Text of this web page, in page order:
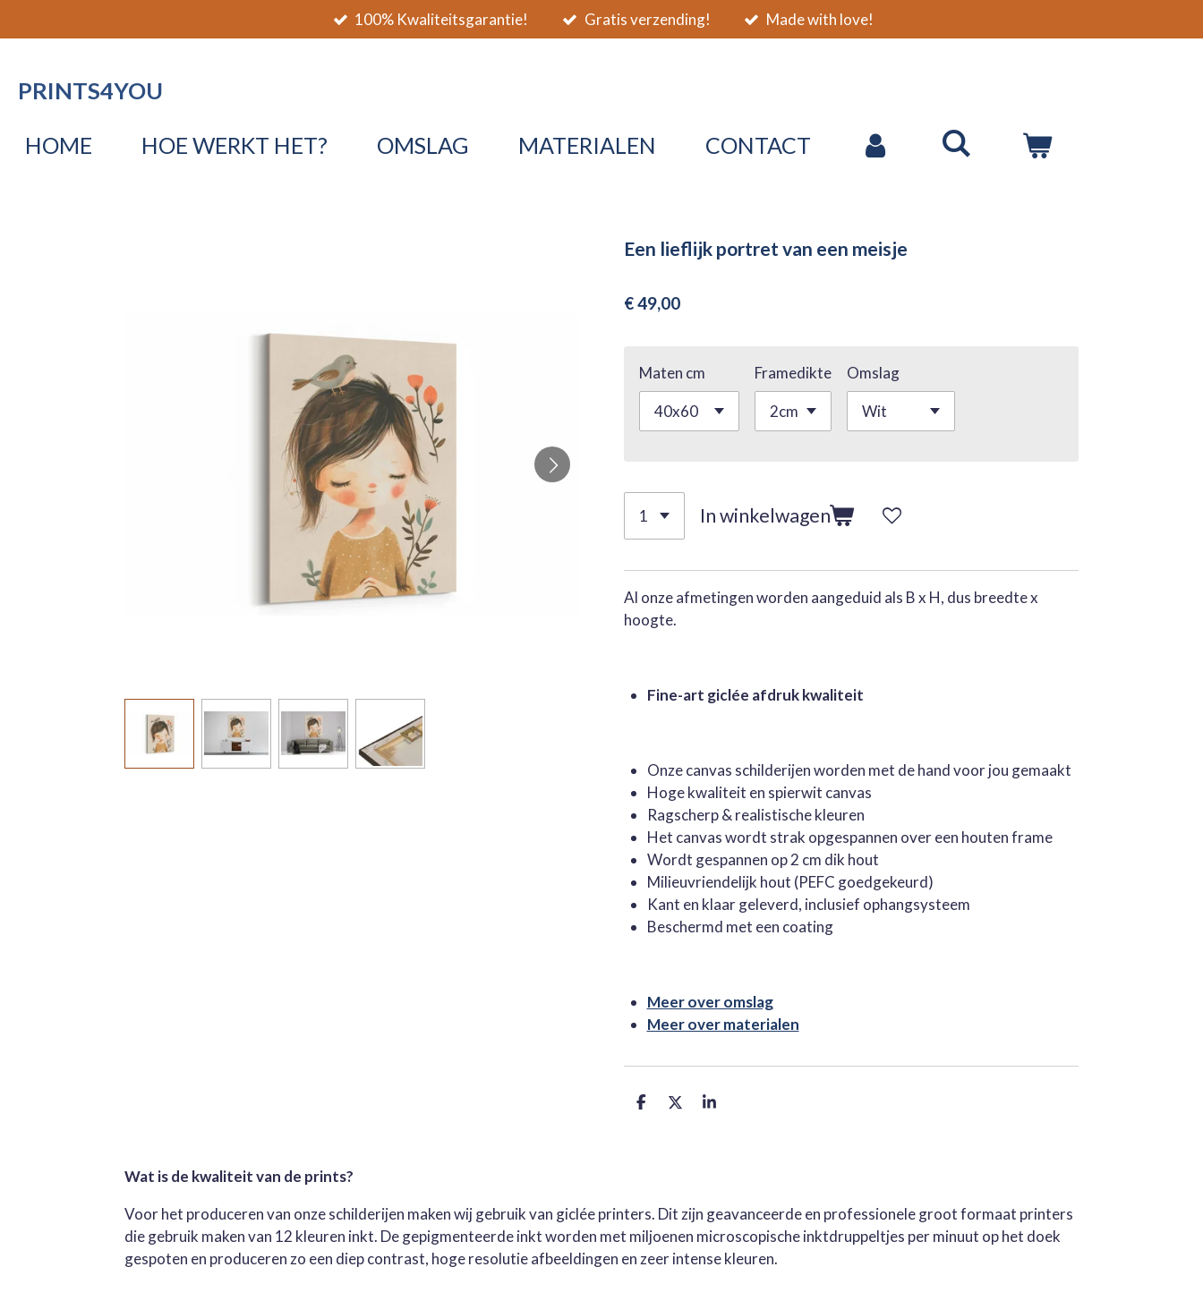
direct
de
100% Kwaliteitsgarantie! Gratis verzending! Made with love!
PRINTS4YOU
HOME HOE WERKT HET? OMSLAG MATERIALEN CONTACT
Een lieflijk portret van een meisje
€ 49,00
Maten cm Framedikte Omslag
In winkelwagen
Al onze afmetingen worden aangeduid als B x H, dus breedte x
hoogte.
Fine-art giclée afdruk kwaliteit
Onze canvas schilderijen worden met de hand voor jou gemaakt
Hoge kwaliteit en spierwit canvas
Ragscherp & realistische kleuren
Het canvas wordt strak opgespannen over een houten frame
Wordt gespannen op 2 cm dik hout
Milieuvriendelijk hout (PEFC goedgekeurd)
Kant en klaar geleverd, inclusief ophangsysteem
Beschermd met een coating
Meer over omslag
Meer over materialen
D
D
S
Wat is de kwaliteit van de prints?
Voor het produceren van onze schilderijen maken wij gebruik van giclée printers. Dit zijn geavanceerde en professionele groot formaat printers
die gebruik maken van 12 kleuren inkt. De gepigmenteerde inkt worden met miljoenen microscopische inktdruppeltjes per minuut op het doek
gespoten en produceren zo een diep contrast, hoge resolutie afbeeldingen en zeer intense kleuren.